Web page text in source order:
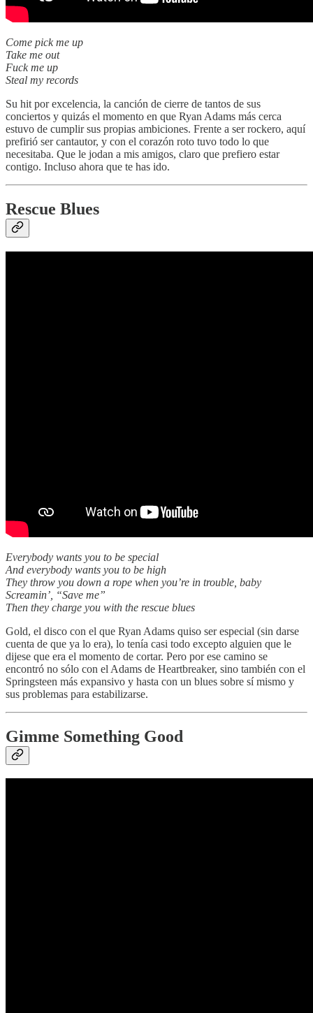
Come pick me up
Take me out
Fuck me up
Steal my records
Su hit por excelencia, la canción de cierre de tantos de sus
conciertos y quizás el momento en que Ryan Adams más cerca
estuvo de cumplir sus propias ambiciones. Frente a ser rockero, aquí
prefirió ser cantautor, y con el corazón roto tuvo todo lo que
necesitaba. Que le jodan a mis amigos, claro que prefiero estar
contigo. Incluso ahora que te has ido.
Rescue Blues
Everybody wants you to be special
And everybody wants you to be high
They throw you down a rope when you’re in trouble, baby
Screamin’, “Save me”
Then they charge you with the rescue blues
Gold, el disco con el que Ryan Adams quiso ser especial (sin darse
cuenta de que ya lo era), lo tenía casi todo excepto alguien que le
dijese que era el momento de cortar. Pero por ese camino se
encontró no sólo con el Adams de Heartbreaker, sino también con el
Springsteen más expansivo y hasta con un blues sobre sí mismo y
sus problemas para estabilizarse.
Gimme Something Good